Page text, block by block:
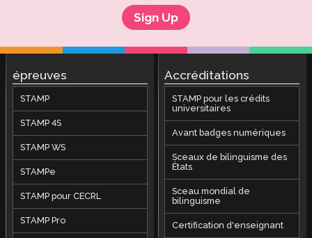
Sign Up
épreuves
STAMP
STAMP 4S
STAMP WS
STAMPe
STAMP pour CECRL
STAMP Pro
Accréditations
STAMP pour les crédits
universitaires
Avant badges numériques
Sceaux de bilinguisme des
États
Sceau mondial de
bilinguisme
Certification d'enseignant